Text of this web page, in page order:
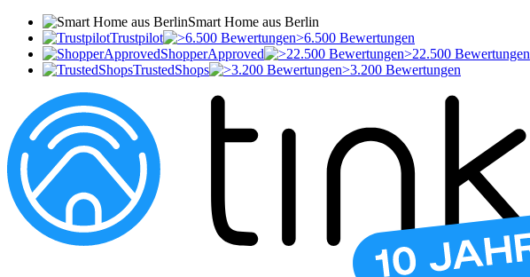
Smart Home aus Berlin
Trustpilot
>6.500 Bewertungen
ShopperApproved
>22.500 Bewertungen
TrustedShops
>3.200 Bewertungen